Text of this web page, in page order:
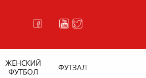
ЖЕНСКИЙ
ФУТБОЛ
ФУТЗАЛ